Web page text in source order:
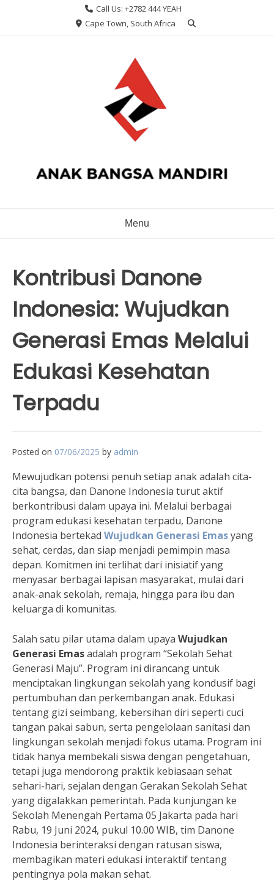
Call Us: +2782 444 YEAH
Cape Town, South Africa
Menu
Kontribusi Danone
Indonesia: Wujudkan
Generasi Emas Melalui
Edukasi Kesehatan
Terpadu
Posted on 07/06/2025 by admin
Mewujudkan potensi penuh setiap anak adalah cita-
cita bangsa, dan Danone Indonesia turut aktif
berkontribusi dalam upaya ini. Melalui berbagai
program edukasi kesehatan terpadu, Danone
Indonesia bertekad Wujudkan Generasi Emasyang
sehat, cerdas, dan siap menjadi pemimpin masa
depan. Komitmen ini terlihat dari inisiatif yang
menyasar berbagai lapisan masyarakat, mulai dari
anak-anak sekolah, remaja, hingga para ibu dan
keluarga di komunitas.
Salah satu pilar utama dalam upaya Wujudkan
Generasi Emasadalah program “Sekolah Sehat
Generasi Maju”. Program ini dirancang untuk
menciptakan lingkungan sekolah yang kondusif bagi
pertumbuhan dan perkembangan anak. Edukasi
tentang gizi seimbang, kebersihan diri seperti cuci
tangan pakai sabun, serta pengelolaan sanitasi dan
lingkungan sekolah menjadi fokus utama. Program ini
tidak hanya membekali siswa dengan pengetahuan,
tetapi juga mendorong praktik kebiasaan sehat
sehari-hari, sejalan dengan Gerakan Sekolah Sehat
yang digalakkan pemerintah. Pada kunjungan ke
Sekolah Menengah Pertama 05 Jakarta pada hari
Rabu, 19 Juni 2024, pukul 10.00 WIB, tim Danone
Indonesia berinteraksi dengan ratusan siswa,
membagikan materi edukasi interaktif tentang
pentingnya pola makan sehat.